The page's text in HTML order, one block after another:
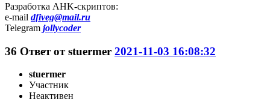
Разработка AHK-скриптов:
e-mail dfiveg@mail.ru
Telegram jollycoder
36 Ответ отstuermer 2021-11-03 16:08:32
stuermer
Участник
Неактивен